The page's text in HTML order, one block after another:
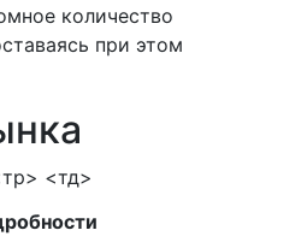
количество
при этом
<тд>